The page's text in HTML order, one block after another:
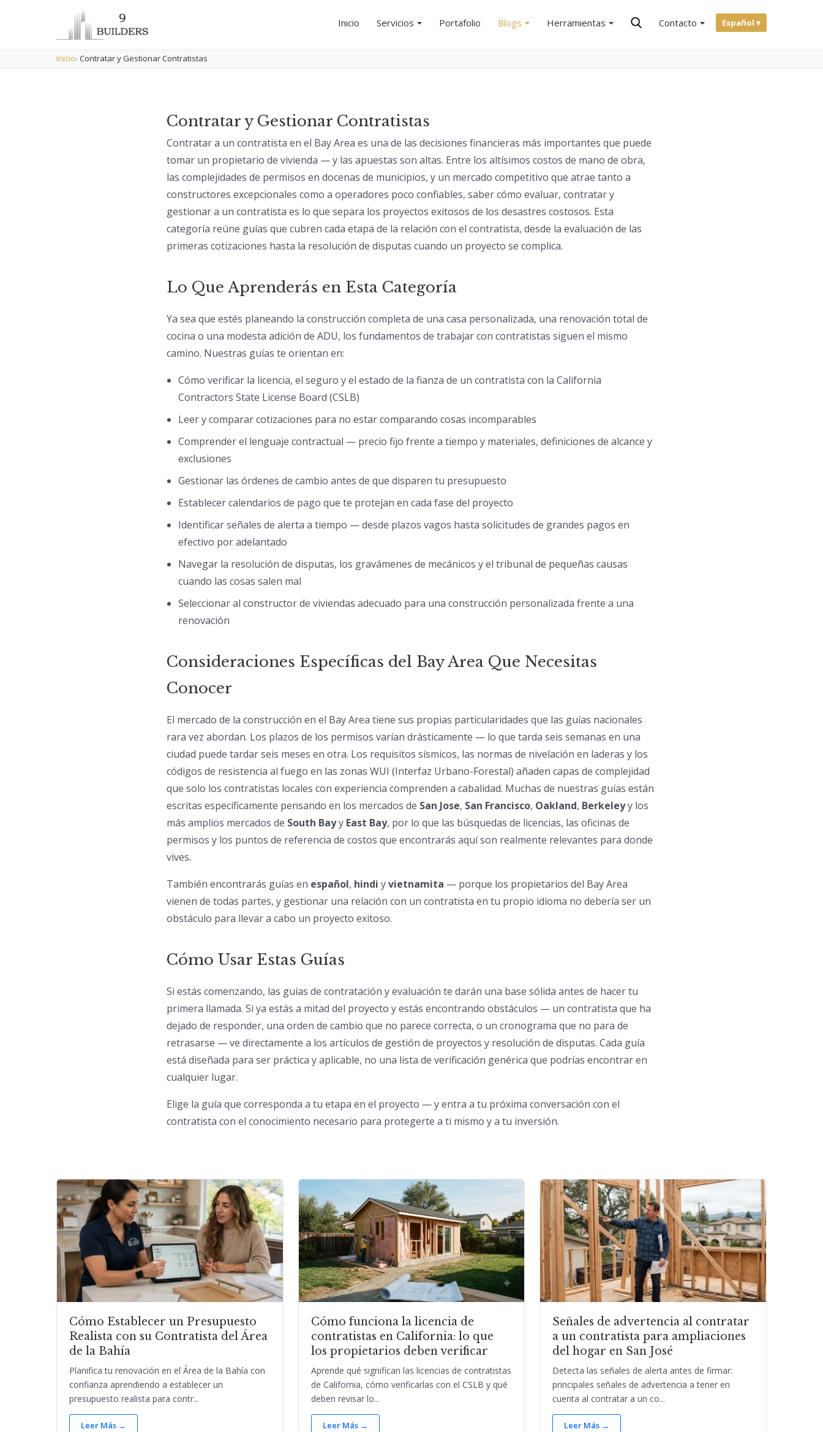
Inicio Servicios Portafolio Blogs Herramientas Contacto Español ▾
Inicio› Contratar y Gestionar Contratistas
Contratar y Gestionar Contratistas
Contratar a un contratista en el Bay Area es una de las decisiones financieras más importantes que puede
tomar un propietario de vivienda — y las apuestas son altas. Entre los altísimos costos de mano de obra,
las complejidades de permisos en docenas de municipios, y un mercado competitivo que atrae tanto a
constructores excepcionales como a operadores poco confiables, saber cómo evaluar, contratar y
gestionar a un contratista es lo que separa los proyectos exitosos de los desastres costosos. Esta
categoría reúne guías que cubren cada etapa de la relación con el contratista, desde la evaluación de las
primeras cotizaciones hasta la resolución de disputas cuando un proyecto se complica.
Lo Que Aprenderás en Esta Categoría
Ya sea que estés planeando la construcción completa de una casa personalizada, una renovación total de
cocina o una modesta adición de ADU, los fundamentos de trabajar con contratistas siguen el mismo
camino. Nuestras guías te orientan en:
Cómo verificar la licencia, el seguro y el estado de la fianza de un contratista con la California
Contractors State License Board (CSLB)
Leer y comparar cotizaciones para no estar comparando cosas incomparables
Comprender el lenguaje contractual — precio fijo frente a tiempo y materiales, definiciones de alcance y
exclusiones
Gestionar las órdenes de cambio antes de que disparen tu presupuesto
Establecer calendarios de pago que te protejan en cada fase del proyecto
Identificar señales de alerta a tiempo — desde plazos vagos hasta solicitudes de grandes pagos en
efectivo por adelantado
Navegar la resolución de disputas, los gravámenes de mecánicos y el tribunal de pequeñas causas
cuando las cosas salen mal
Seleccionar al constructor de viviendas adecuado para una construcción personalizada frente a una
renovación
Consideraciones Específicas del Bay Area Que Necesitas
Conocer
El mercado de la construcción en el Bay Area tiene sus propias particularidades que las guías nacionales
rara vez abordan. Los plazos de los permisos varían drásticamente — lo que tarda seis semanas en una
ciudad puede tardar seis meses en otra. Los requisitos sísmicos, las normas de nivelación en laderas y los
códigos de resistencia al fuego en las zonas WUI (Interfaz Urbano-Forestal) añaden capas de complejidad
que solo los contratistas locales con experiencia comprenden a cabalidad. Muchas de nuestras guías están
escritas específicamente pensando en los mercados de San Jose, San Francisco, Oakland, Berkeleyy los
más amplios mercados de South Bayy East Bay, por lo que las búsquedas de licencias, las oficinas de
permisos y los puntos de referencia de costos que encontrarás aquí son realmente relevantes para donde
vives.
También encontrarás guías en español, hindi yvietnamita — porque los propietarios del Bay Area
vienen de todas partes, y gestionar una relación con un contratista en tu propio idioma no debería ser un
obstáculo para llevar a cabo un proyecto exitoso.
Cómo Usar Estas Guías
Si estás comenzando, las guías de contratación y evaluación te darán una base sólida antes de hacer tu
primera llamada. Si ya estás a mitad del proyecto y estás encontrando obstáculos — un contratista que ha
dejado de responder, una orden de cambio que no parece correcta, o un cronograma que no para de
retrasarse — ve directamente a los artículos de gestión de proyectos y resolución de disputas. Cada guía
está diseñada para ser práctica y aplicable, no una lista de verificación genérica que podrías encontrar en
cualquier lugar.
Elige la guía que corresponda a tu etapa en el proyecto — y entra a tu próxima conversación con el
contratista con el conocimiento necesario para protegerte a ti mismo y a tu inversión.
Cómo Establecer un Presupuesto
Realista con su Contratista del Área
de la Bahía
Planifica tu renovación en el Área de la Bahía con
confianza aprendiendo a establecer un
presupuesto realista para contr...
Leer Más →
Cómo funciona la licencia de
contratistas en California: lo que
los propietarios deben verificar
Aprende qué significan las licencias de contratistas
de California, cómo verificarlas con el CSLB y qué
deben revisar lo...
Leer Más →
Señales de advertencia al contratar
a un contratista para ampliaciones
del hogar en San José
Detecta las señales de alerta antes de firmar:
principales señales de advertencia a tener en
cuenta al contratar a un co...
Leer Más →